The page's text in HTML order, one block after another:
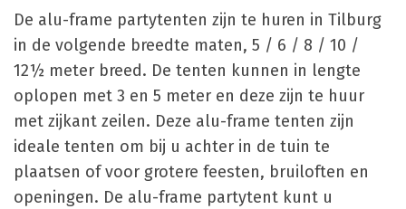
De alu-frame partytenten zijn te huren in Tilburg
in de volgende breedte maten, 5 / 6 / 8 / 10 /
12½ meter breed. De tenten kunnen in lengte
oplopen met 3 en 5 meter en deze zijn te huur
met zijkant zeilen. Deze alu-frame tenten zijn
ideale tenten om bij u achter in de tuin te
plaatsen of voor grotere feesten, bruiloften en
openingen. De alu-frame partytent kunt u